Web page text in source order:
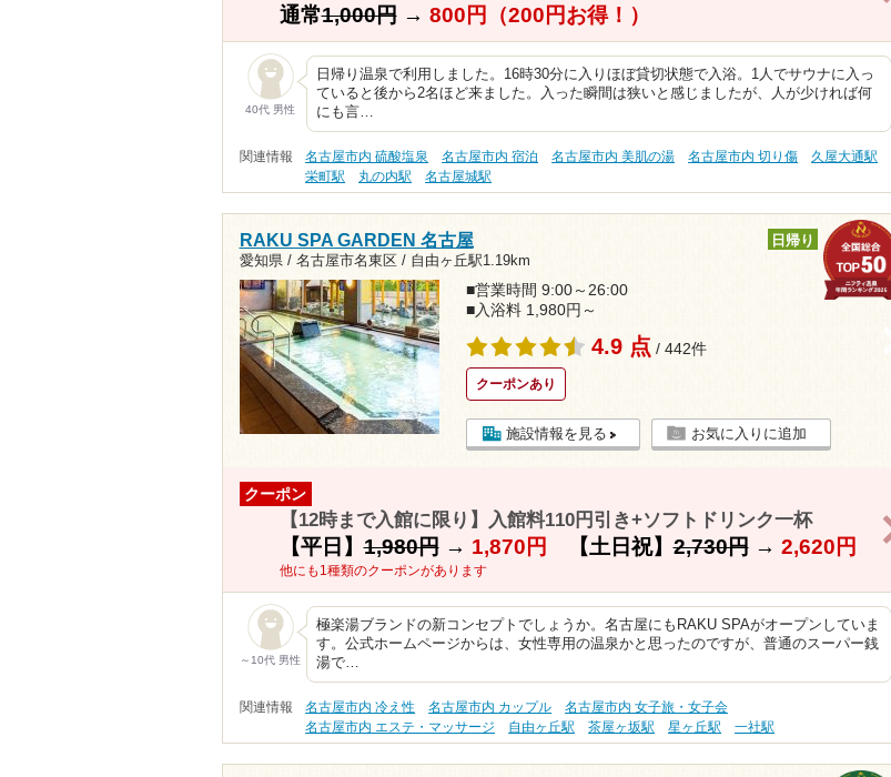
通常1,000円→ 800円（200円お得！）
40代 男性
日帰り温泉で利用しました。16時30分に入りほぼ貸切状態で入浴。1人でサウナに入っ
ていると後から2名ほど来ました。入った瞬間は狭いと感じましたが、人が少ければ何
にも言…
関連情報 名古屋市内 硫酸塩泉 名古屋市内 宿泊 名古屋市内 美肌の湯 名古屋市内 切り傷
久屋大通駅
栄町駅
丸の内駅 名古屋城駅
RAKU SPA GARDEN 名古屋
愛知県 / 名古屋市名東区 / 自由ヶ丘駅1.19km
日帰り
■営業時間 9:00～26:00
■入浴料 1,980円～
4.9 点 / 442件
クーポンあり
施設情報を見る お気に入りに追加
クーポン
【12時まで入館に限り】入館料110円引き+ソフトドリンク一杯
【平日】1,980円→ 1,870円 【土日祝】2,730円→ 2,620円
他にも1種類のクーポンがあります
～10代 男性
極楽湯ブランドの新コンセプトでしょうか。名古屋にもRAKU SPAがオープンしていま
す。公式ホームページからは、女性専用の温泉かと思ったのですが、普通のスーパー銭
湯で…
関連情報 名古屋市内 冷え性 名古屋市内 カップル
名古屋市内 女子旅・女子会
名古屋市内 エステ・マッサージ
自由ヶ丘駅 茶屋ヶ坂駅 星ヶ丘駅 一社駅